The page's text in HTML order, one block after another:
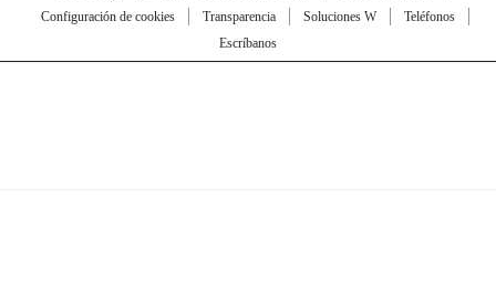
Configuración de cookies
Transparencia Soluciones W
Teléfonos
Escríbanos